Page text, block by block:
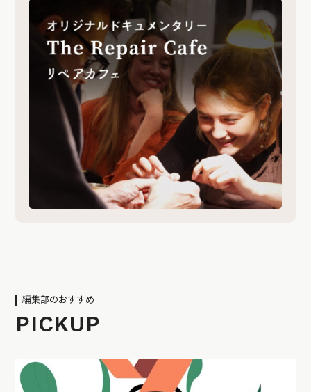
編集部のおすすめ
PICKUP